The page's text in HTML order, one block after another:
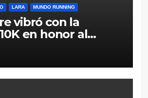
LARA MUNDO RUNNING
vibró con la
en honor al
Lara (Galería